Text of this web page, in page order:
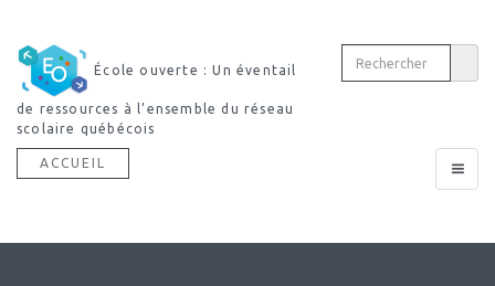
École ouverte : Un éventail
de ressources à l’ensemble du réseau
scolaire québécois
Toggle
ACCUEIL